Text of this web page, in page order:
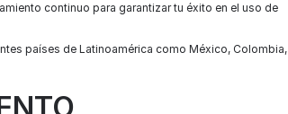
continuo para garantizar tu éxito en el uso de
países de Latinoamérica como México, Colombia,